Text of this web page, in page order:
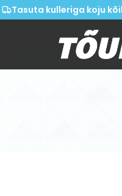
Tasuta kulleriga koju